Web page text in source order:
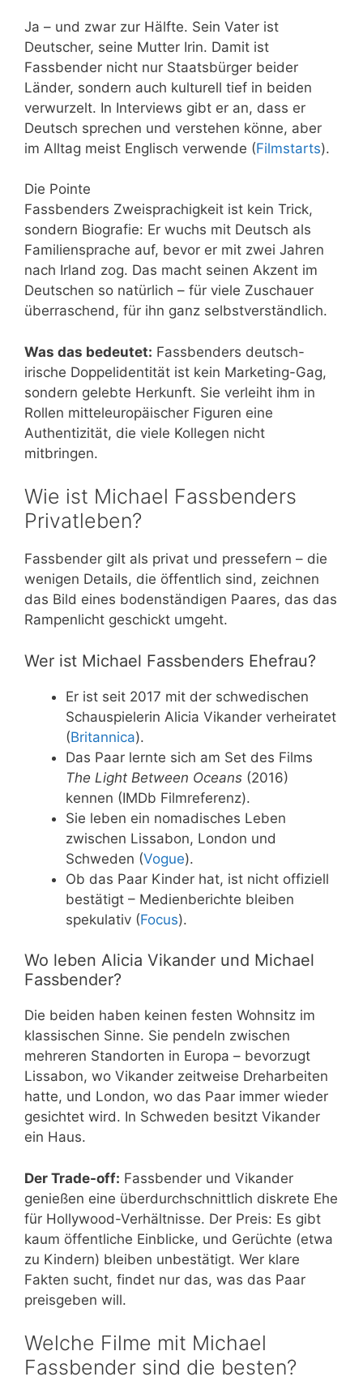
Ja – und zwar zur Hälfte. Sein Vater ist
Deutscher, seine Mutter Irin. Damit ist
Fassbender nicht nur Staatsbürger beider
Länder, sondern auch kulturell tief in beiden
verwurzelt. In Interviews gibt er an, dass er
Deutsch sprechen und verstehen könne, aber
im Alltag meist Englisch verwende (Filmstarts).
Die Pointe
Fassbenders Zweisprachigkeit ist kein Trick,
sondern Biografie: Er wuchs mit Deutsch als
Familiensprache auf, bevor er mit zwei Jahren
nach Irland zog. Das macht seinen Akzent im
Deutschen so natürlich – für viele Zuschauer
überraschend, für ihn ganz selbstverständlich.
Was das bedeutet: Fassbenders deutsch-
irische Doppelidentität ist kein Marketing-Gag,
sondern gelebte Herkunft. Sie verleiht ihm in
Rollen mitteleuropäischer Figuren eine
Authentizität, die viele Kollegen nicht
mitbringen.
Wie ist Michael Fassbenders
Privatleben?
Fassbender gilt als privat und pressefern – die
wenigen Details, die öffentlich sind, zeichnen
das Bild eines bodenständigen Paares, das das
Rampenlicht geschickt umgeht.
Wer ist Michael Fassbenders Ehefrau?
Er ist seit 2017 mit der schwedischen
Schauspielerin Alicia Vikander verheiratet
(Britannica).
Das Paar lernte sich am Set des Films
The Light Between Oceans (2016)
kennen (IMDb Filmreferenz).
Sie leben ein nomadisches Leben
zwischen Lissabon, London und
Schweden (Vogue).
Ob das Paar Kinder hat, ist nicht offiziell
bestätigt – Medienberichte bleiben
spekulativ (Focus).
Wo leben Alicia Vikander und Michael
Fassbender?
Die beiden haben keinen festen Wohnsitz im
klassischen Sinne. Sie pendeln zwischen
mehreren Standorten in Europa – bevorzugt
Lissabon, wo Vikander zeitweise Dreharbeiten
hatte, und London, wo das Paar immer wieder
gesichtet wird. In Schweden besitzt Vikander
ein Haus.
Der Trade-off: Fassbender und Vikander
genießen eine überdurchschnittlich diskrete Ehe
für Hollywood-Verhältnisse. Der Preis: Es gibt
kaum öffentliche Einblicke, und Gerüchte (etwa
zu Kindern) bleiben unbestätigt. Wer klare
Fakten sucht, findet nur das, was das Paar
preisgeben will.
Welche Filme mit Michael
Fassbender sind die besten?